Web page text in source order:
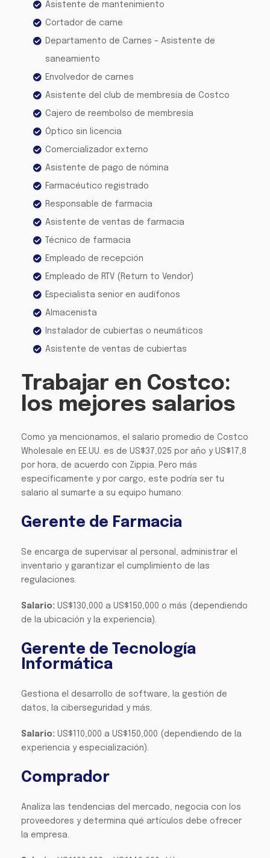
Asistente de mantenimiento
Cortador de carne
Departamento de Carnes – Asistente de
saneamiento
Envolvedor de carnes
Asistente del club de membresía de Costco
Cajero de reembolso de membresía
Óptico sin licencia
Comercializador externo
Asistente de pago de nómina
Farmacéutico registrado
Responsable de farmacia
Asistente de ventas de farmacia
Técnico de farmacia
Empleado de recepción
Empleado de RTV (Return to Vendor)
Especialista senior en audífonos
Almacenista
Instalador de cubiertas o neumáticos
Asistente de ventas de cubiertas
Trabajar en Costco:
los mejores salarios
Como ya mencionamos, el salario promedio de Costco
Wholesale en EE.UU. es de US$37,025 por año y US$17,8
por hora, de acuerdo con Zippia. Pero más
específicamente y por cargo, este podría ser tu
salario al sumarte a su equipo humano:
Gerente de Farmacia
Se encarga de supervisar al personal, administrar el
inventario y garantizar el cumplimiento de las
regulaciones.
Salario: US$130,000 a US$150,000 o más (dependiendo
de la ubicación y la experiencia).
Gerente de Tecnología
Informática
Gestiona el desarrollo de software, la gestión de
datos, la ciberseguridad y más.
Salario: US$110,000 a US$150,000 (dependiendo de la
experiencia y especialización).
Comprador
Analiza las tendencias del mercado, negocia con los
proveedores y determina qué artículos debe ofrecer
la empresa.